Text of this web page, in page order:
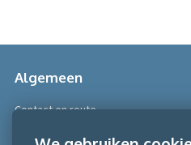
Algemeen
Contact en route